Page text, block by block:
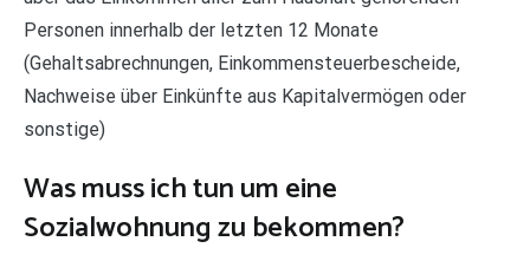
Personen innerhalb der letzten 12 Monate
(Gehaltsabrechnungen, Einkommensteuerbescheide,
Nachweise über Einkünfte aus Kapitalvermögen oder
sonstige)
Was muss ich tun um eine
Sozialwohnung zu bekommen?